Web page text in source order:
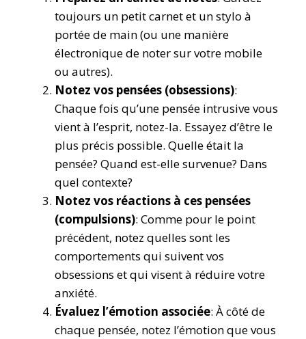
toujours un petit carnet et un stylo à
portée de main (ou une manière
électronique de noter sur votre mobile
ou autres).
Notez vos pensées (obsessions):
Chaque fois qu’une pensée intrusive vous
vient à l’esprit, notez-la. Essayez d’être le
plus précis possible. Quelle était la
pensée? Quand est-elle survenue? Dans
quel contexte?
Notez vos réactions à ces pensées
(compulsions): Comme pour le point
précédent, notez quelles sont les
comportements qui suivent vos
obsessions et qui visent à réduire votre
anxiété.
Évaluez l’émotion associée: À côté de
chaque pensée, notez l’émotion que vous